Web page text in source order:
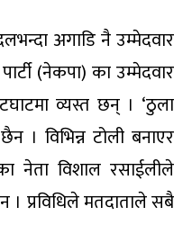
अगाडिनै उम्मेदवार
(नेकपा) का उम्मेदवार
व्यस्त छन् । ‘ठुला
। विभिन्न टोली बनाएर
नेता विशाल रसाईलीले
। प्रविधिले मतदाताले सबै